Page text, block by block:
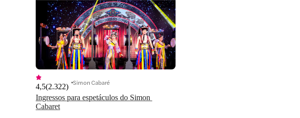
Ingressos para espetáculos do Simon
Cabaret
4,5(2.322) Simon Cabaré